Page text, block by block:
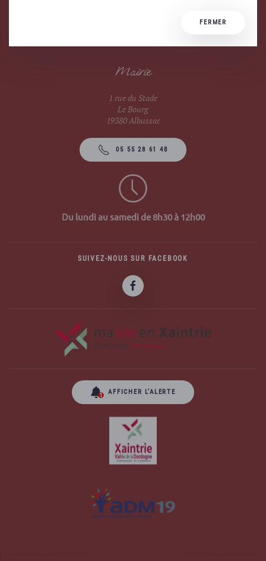
Mairie
1 rue du Stade
Le Bourg
19380 Albussac
05 55 28 61 48
Du lundi au samedi de 8h30 à 12h00
SUIVEZ-NOUS SUR FACEBOOK
AFFICHER L’ALERTE
FERMER